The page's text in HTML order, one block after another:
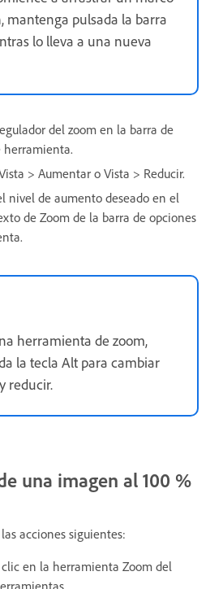
mantenga pulsada la barra
lo lleva a una nueva
del zoom en la barra de
herramienta.
> Aumentar o Vista > Reducir.
nivel de aumento deseado en el
de Zoom de la barra de opciones
herramienta de zoom,
la tecla Alt para cambiar
reducir.
una imagen al 100 %
acciones siguientes:
en la herramienta Zoom del